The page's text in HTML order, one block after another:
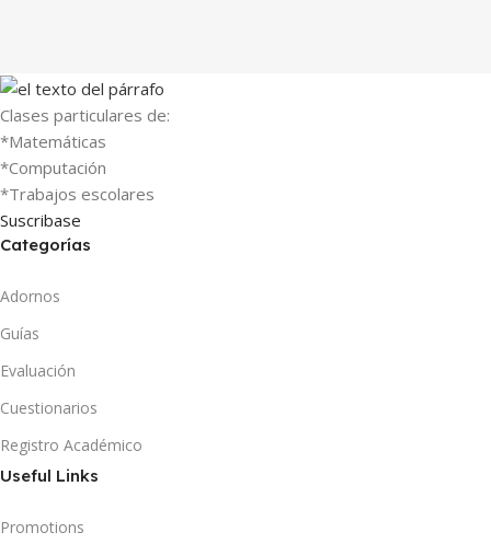
Clases particulares de:
*Matemáticas
*Computación
*Trabajos escolares
Suscribase
Categorías
Adornos
Guías
Evaluación
Cuestionarios
Registro Académico
Useful Links
Promotions